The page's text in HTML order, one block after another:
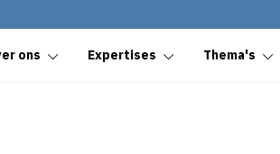
ons Expertises Thema's